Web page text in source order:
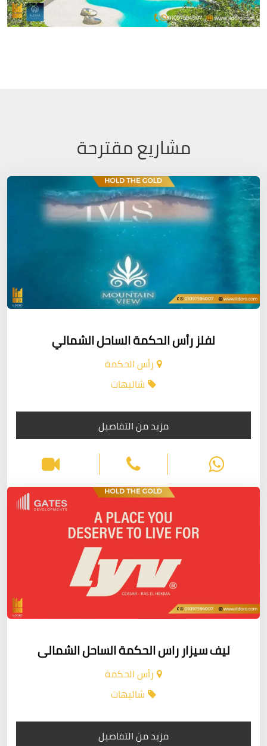
مشاريع مقترحة
لفلز رأس الحكمة الساحل الشمالي
رأس الحكمة
شاليهات
مزيد من التفاصيل
ليف سيزار راس الحكمة الساحل الشمالى
رأس الحكمة
شاليهات
مزيد من التفاصيل